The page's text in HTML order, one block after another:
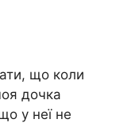
що коли
дочка
у неї не